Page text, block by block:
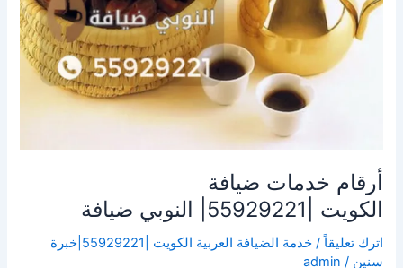
أرقام خدمات ضيافة
الكويت |55929221| النوبي ضيافة
اترك تعليقاً /
خدمة الضيافة العربية الكويت |55929221|خبرة
سنين /
admin